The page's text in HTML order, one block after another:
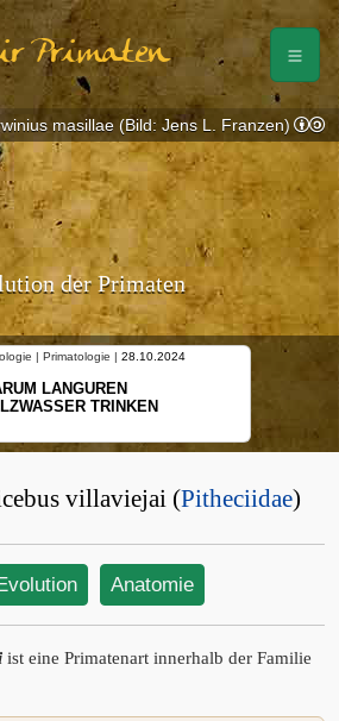
Primaten
der Primaten
| Primatologie | 28.10.2024
LANGUREN
TRINKEN
masillae (Bild: Jens L. Franzen)
villaviejai (Pitheciidae)
Anatomie
ist eine Primatenart innerhalb der Familie